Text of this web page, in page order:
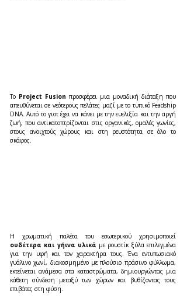
Το Project Fusion προσφέρει μια μοναδική διάταξη που
απευθύνεται σε νεότερους πελάτες μαζί με το τυπικό Feadship
DNA. Αυτό το γιοτ έχει να κάνει με την ευελιξία και την αργή
ζωή, που αντικατοπτρίζονται στις οργανικές, ομαλές γωνίες,
στους ανοιχτούς χώρους και στη ρευστότητα σε όλο το
σκάφος.
ουδέτερα και γήινα υλικά με ρουστίκ ξύλα επιλεγμένα
για την υφή και τον χαρακτήρα τους. Ένα εντυπωσιακό
γυάλινο χωνί, διακοσμημένο με πλούσιο πράσινο φύλλωμα,
εκτείνεται ανάμεσα στα καταστρώματα, δημιουργώντας μια
κάθετη σύνδεση μεταξύ των χώρων και βυθίζοντας τους
επιβάτες στη φύση.